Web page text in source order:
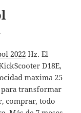
2022Hz. El
D18E,
maxima 25
para transformar
comprar, todo